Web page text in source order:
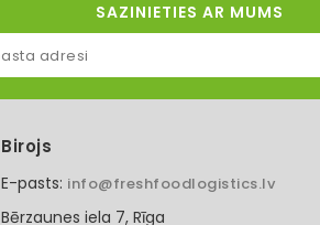
SAZINIETIES AR MUMS
Birojs
E-pasts: info@freshfoodlogistics.lv
Bērzaunes iela 7, Rīga